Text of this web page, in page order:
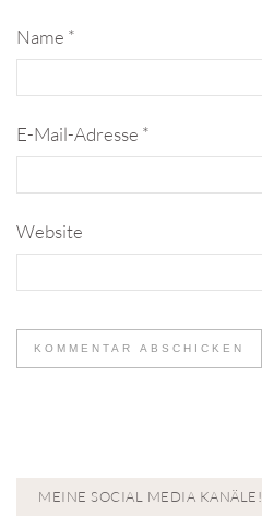
Name *
E-Mail-Adresse *
Website
MEINE SOCIAL MEDIA KANÄLE!